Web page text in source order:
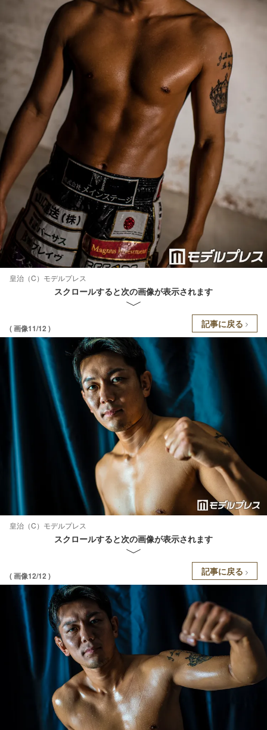
皇治（C）モデルプレス
スクロールすると次の画像が表示されます
( 画像11/12 ) 記事に戻る
皇治（C）モデルプレス
スクロールすると次の画像が表示されます
( 画像12/12 ) 記事に戻る